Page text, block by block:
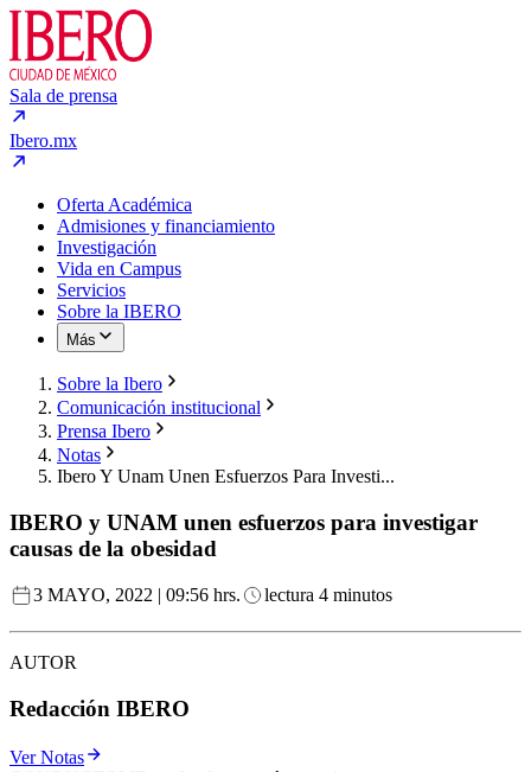
Sala de prensa
Ibero.mx
Oferta Académica
Admisiones y financiamiento
Investigación
Vida en Campus
Servicios
Sobre la IBERO
Más
Sobre la Ibero
Comunicación institucional
Prensa Ibero
Notas
Ibero Y Unam Unen Esfuerzos Para Investi...
IBERO y UNAM unen esfuerzos para investigar
causas de la obesidad
3 MAYO, 2022 | 09:56 hrs. lectura 4 minutos
AUTOR
Redacción IBERO
Ver Notas